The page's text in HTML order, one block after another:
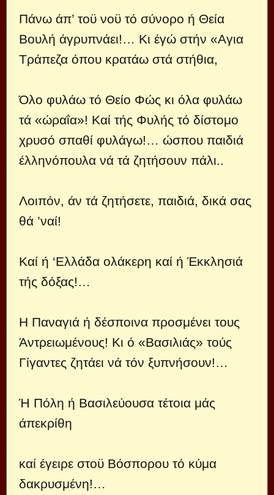
Πάνω άπ’ τοϋ νοϋ τό σύνορο ή Θεία
Βουλή άγρυπνάει!… Κι έγώ στήν «Αγια
Τράπεζα όπου κρατάω στά στήθια,
Όλο φυλάω τό Θείο Φώς κι όλα φυλάω
τά «ώραΐα»! Καί τής Φυλής τό δίστομο
χρυσό σπαθί φυλάγω!… ώσπου παιδιά
έλληνόπουλα νά τά ζητήσουν πάλι..
Λοιπόν, άν τά ζητήσετε, παιδιά, δικά σας
θά ’ναί!
Καί ή ‘Ελλάδα ολάκερη καί ή Έκκλησιά
τής δόξας!…
Η Παναγιά ή δέσποινα προσμένει τους
Άντρειωμένους! Κι ό «Βασιλιάς» τούς
Γίγαντες ζητάει νά τόν ξυπνήσουν!…
Ή Πόλη ή Βασιλεύουσα τέτοια μάς
άπεκρίθη
καί έγειρε στοϋ Βόσπορου τό κύμα
δακρυσμένη!…